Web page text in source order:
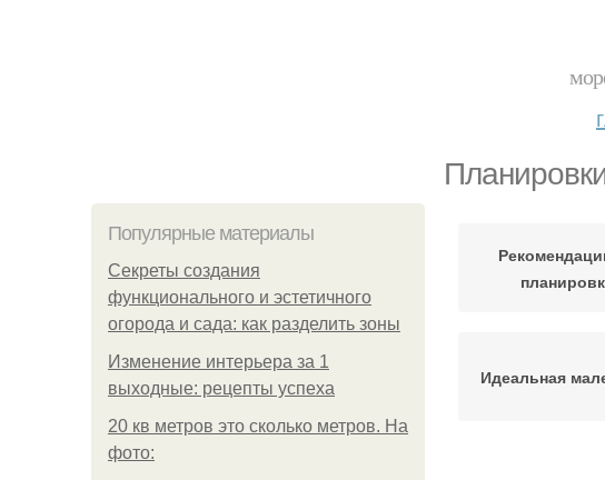
Популярные материалы
Секреты создания
функционального и эстетичного
огорода и сада: как разделить зоны
Изменение интерьера за 1
выходные: рецепты успеха
20 кв метров это сколько метров. На
фото:
Идеальная